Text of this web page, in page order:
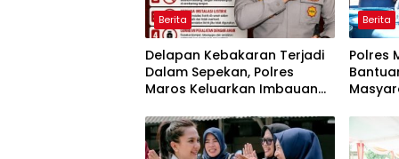
Berita
Delapan Kebakaran Terjadi
Dalam Sepekan, Polres
Maros Keluarkan Imbauan
Berita
Polres